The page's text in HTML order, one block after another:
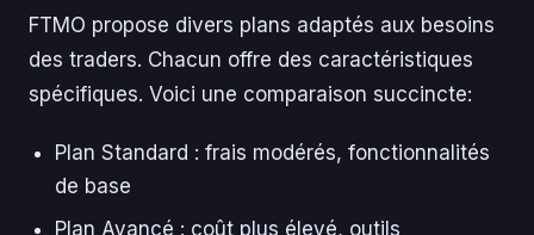
FTMO propose divers plans adaptés aux besoins
des traders. Chacun offre des caractéristiques
spécifiques. Voici une comparaison succincte:
Plan Standard : frais modérés, fonctionnalités
de base
Plan Avancé : coût plus élevé, outils